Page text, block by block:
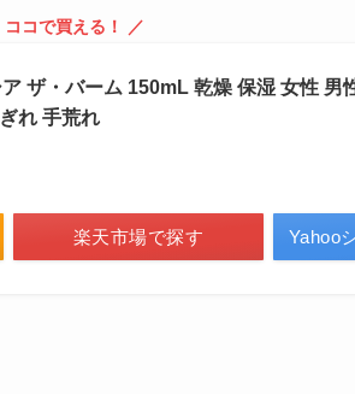
ココで買える！ ／
ザ・バーム 150mL 乾燥 保湿 女性 男
れ 手荒れ
楽天市場で探す Yahoo